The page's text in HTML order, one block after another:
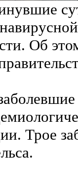
Об
Трое